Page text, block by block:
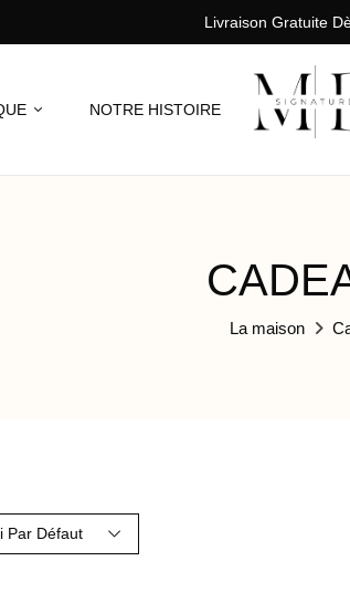
Livraison Gratuite
NOTRE HISTOIRE
La maison
Par Défaut